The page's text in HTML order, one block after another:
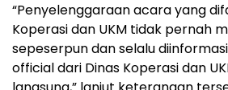
“Penyelenggaraan acara yang
Koperasi dan UKM tidak pernah
sepeserpun dan selalu
official dari Dinas Koperasi dan